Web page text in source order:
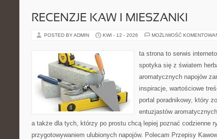
RECENZJE KAW I MIESZANKI
POSTED BY ADMIN KWI - 12 - 2026 MOŻLIWOŚĆ
ta strona to serwis
spotyka się z światem
aromatycznych napojów
inspiracje, wartościowe
portal poradnikowy, który
entuzjastów
a także dla tych, którzy po prostu chcą lepiej poznać codzienne
przygotowywaniem ulubionych napojów. Polecam Przepisy